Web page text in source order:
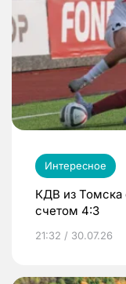
Интересное
КДВ из Томска
счетом 4:3
21:32 / 30.07.26